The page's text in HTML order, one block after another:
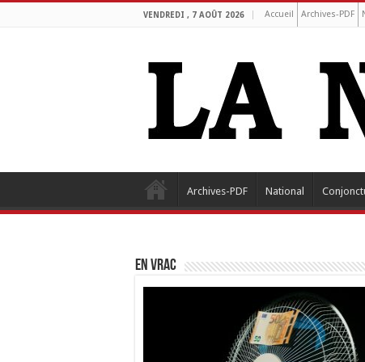
VENDREDI , 7 AOÛT 2026 Accueil Archives-PDF
Archives-PDF National
EN VRAC